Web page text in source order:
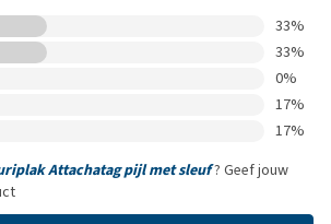
33%
33%
0%
17%
17%
Attachatag pijl met sleuf? Geef jouw